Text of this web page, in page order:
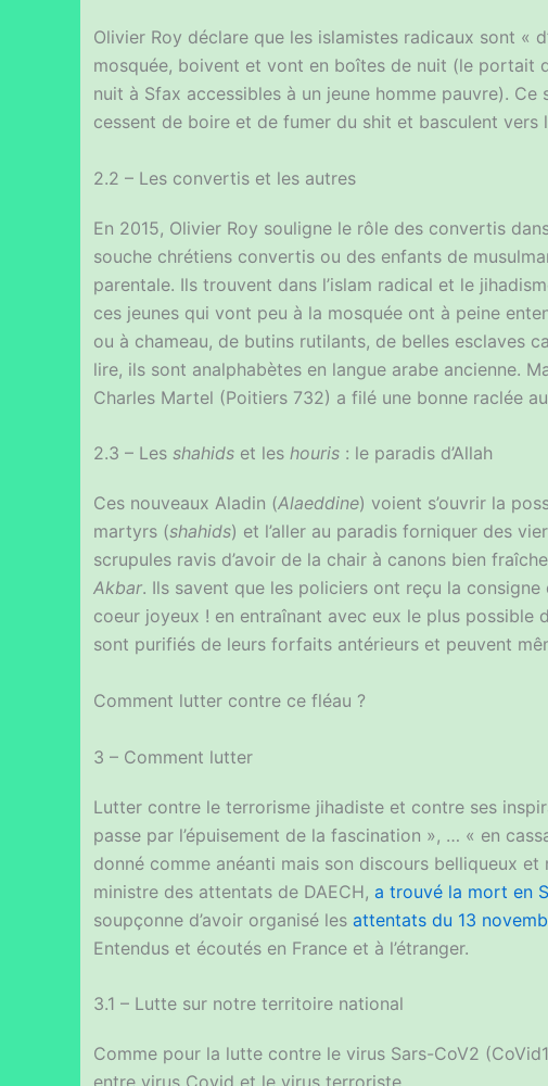
Olivier Roy déclare que les islamistes radicaux sont «
mosquée, boivent et vont en boîtes de nuit (le portait
nuit à Sfax accessibles à un jeune homme pauvre).
cessent de boire et de fumer du shit et basculent
2.2 – Les convertis et les autres
En 2015, Olivier Roy souligne le rôle des convertis
souche chrétiens convertis ou des enfants de
parentale. Ils trouvent dans l’islam radical et le
ces jeunes qui vont peu à la mosquée ont à peine
ou à chameau, de butins rutilants, de belles esclaves
lire, ils sont analphabètes en langue arabe ancienne.
Charles Martel (Poitiers 732) a filé une bonne raclée
2.3 – Les shahids et les houris : le paradis d’Allah
Ces nouveaux Aladin (Alaeddine) voient s’ouvrir la
martyrs (shahids) et l’aller au paradis forniquer des
scrupules ravis d’avoir de la chair à canons bien
Akbar. Ils savent que les policiers ont reçu la
coeur joyeux ! en entraînant avec eux le plus possible
sont purifiés de leurs forfaits antérieurs et peuvent
Comment lutter contre ce fléau ?
3 – Comment lutter
Lutter contre le terrorisme jihadiste et contre ses
passe par l’épuisement de la fascination », … « en
donné comme anéanti mais son discours belliqueux
ministre des attentats de DAECH, a trouvé la mort en
soupçonne d’avoir organisé les attentats du 13
Entendus et écoutés en France et à l’étranger.
3.1 – Lutte sur notre territoire national
Comme pour la lutte contre le virus Sars-CoV2